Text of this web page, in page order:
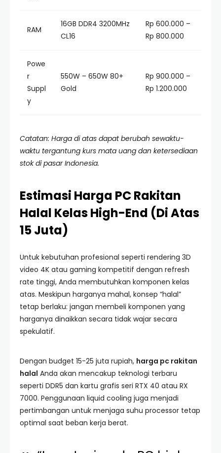
RAM
16GB DDR4 3200MHz
CL16
Rp 600.000 –
Rp 800.000
Powe
r
Suppl
y
550W – 650W 80+
Gold
Rp 900.000 –
Rp 1.200.000
Catatan: Harga di atas dapat berubah sewaktu-
waktu tergantung kurs mata uang dan ketersediaan
stok di pasar Indonesia.
Estimasi Harga PC Rakitan
Halal Kelas High-End (Di Atas
15 Juta)
Untuk kebutuhan profesional seperti rendering 3D
video 4K atau gaming kompetitif dengan refresh
rate tinggi, Anda membutuhkan komponen kelas
atas. Meskipun harganya mahal, konsep “halal”
tetap berlaku: jangan membeli komponen yang
harganya dinaikkan secara tidak wajar secara
spekulatif.
Dengan budget 15-25 juta rupiah, harga pc rakitan
halal Anda akan mencakup teknologi terbaru
seperti DDR5 dan kartu grafis seri RTX 40 atau RX
7000. Penggunaan liquid cooling juga menjadi
pertimbangan untuk menjaga suhu processor tetap
optimal saat beban kerja berat.